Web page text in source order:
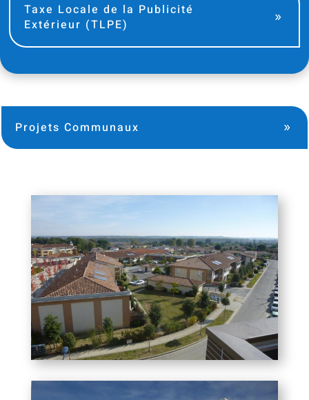
Taxe Locale de la Publicité
Extérieur (TLPE)
Projets Communaux